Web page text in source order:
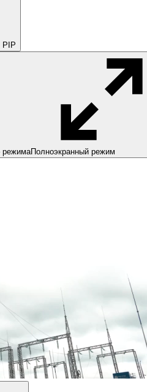
PIP
режимаПолноэкранный режим